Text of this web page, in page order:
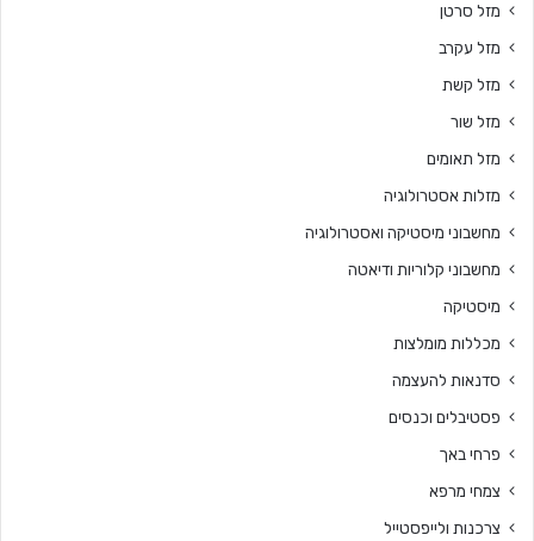
מזל סרטן
מזל עקרב
מזל קשת
מזל שור
מזל תאומים
מזלות אסטרולוגיה
מחשבוני מיסטיקה ואסטרולוגיה
מחשבוני קלוריות ודיאטה
מיסטיקה
מכללות מומלצות
סדנאות להעצמה
פסטיבלים וכנסים
פרחי באך
צמחי מרפא
צרכנות ולייפסטייל